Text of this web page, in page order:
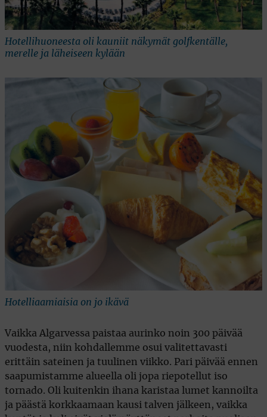
Hotellihuoneesta oli kauniit näkymät golfkentälle,
merelle ja läheiseen kylään
Hotelliaamiaisia on jo ikävä
Vaikka Algarvessa paistaa aurinko noin 300 päivää
vuodesta, niin kohdallemme osui valitettavasti
erittäin sateinen ja tuulinen viikko. Pari päivää ennen
saapumistamme alueella oli jopa riepotellut iso
tornado. Oli kuitenkin ihana karistaa lumet kannoilta
ja päästä korkkaamaan kausi talven jälkeen, vaikka